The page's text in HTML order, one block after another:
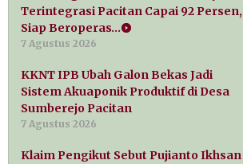
Terintegrasi Pacitan Capai 92 Persen,
Siap Beroperas…
7 Agustus 2026
KKNT IPB Ubah Galon Bekas Jadi
Sistem Akuaponik Produktif di Desa
Sumberejo Pacitan
7 Agustus 2026
Klaim Pengikut Sebut Pujianto Ikhsan